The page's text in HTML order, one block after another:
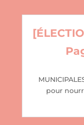
pour